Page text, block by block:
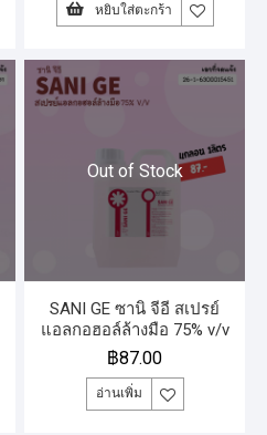
หยิบใส่ตะกร้า
Out of Stock
SANI GE ซานิ จีอี สเปรย์
แอลกอฮอล์ล้างมือ 75% v/v
แกลลอน 1 ลิตร
฿87.00
อ่านเพิ่ม